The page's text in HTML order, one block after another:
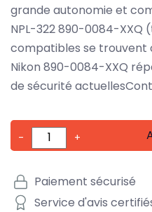
grande autonomie et
NPL-322 890-0084-XXQ
compatibles se trouvent
Nikon 890-0084-XXQ
de sécurité
- +
Paiement sécurisé
Service d'avis